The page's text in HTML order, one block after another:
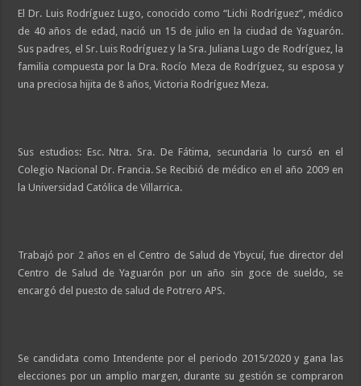
El Dr. Luis Rodríguez Lugo, conocido como “Lichi Rodríguez”, médico
de 40 años de edad, nació un 15 de julio en la ciudad de Yaguarón.
Sus padres, el Sr. Luis Rodríguez y la Sra. Juliana Lugo de Rodríguez, la
familia compuesta por la Dra. Rocío Meza de Rodríguez, su esposa y
una preciosa hijita de 8 años, Victoria Rodríguez Meza.
Sus estudios: Esc. Ntra. Sra. De Fátima, secundaria lo cursó en el
Colegio Nacional Dr. Francia. Se Recibió de médico en el año 2009 en
la Universidad Católica de Villarrica.
Trabajó por 2 años en el Centro de Salud de Ybycuí, fue director del
Centro de Salud de Yaguarón por un año sin goce de sueldo, se
encargó del puesto de salud de Potrero APS.
Se candidata como Intendente por el periodo 2015/2020 y gana las
elecciones por un amplio margen, durante su gestión se compraron